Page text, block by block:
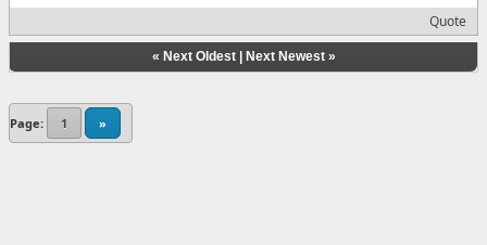
Quote
« Next Oldest| Next Newest»
Page: 1 »